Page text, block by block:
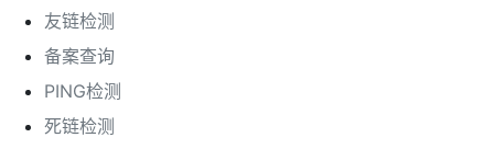
友链检测
备案查询
PING检测
死链检测